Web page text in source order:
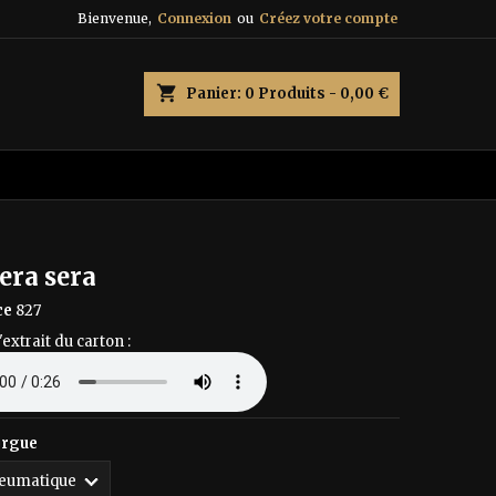
Bienvenue, Connexion ou Créez votre compte
shopping_cart Panier: 0 Produits - 0,00 €
sera
827
du carton :